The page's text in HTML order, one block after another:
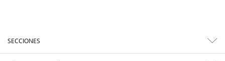
SECCIONES